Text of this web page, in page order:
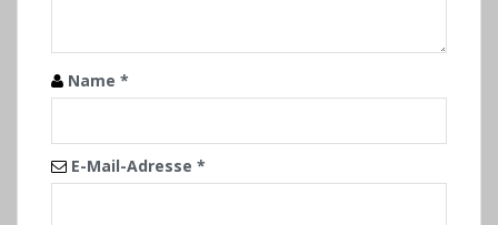
Name *
E-Mail-Adresse *